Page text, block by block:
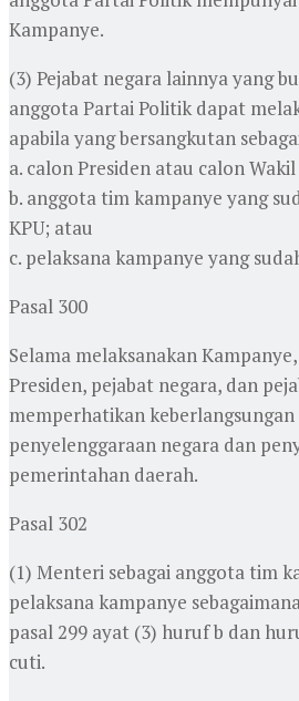
Kampanye.
(3) Pejabat negara lainnya yang
anggota Partai Politik dapat
apabila yang bersangkutan
a. calon Presiden atau calon
b. anggota tim kampanye yang
KPU; atau
c. pelaksana kampanye yang
Pasal 300
Selama melaksanakan
Presiden, pejabat negara, dan
memperhatikan keberlangsungan
penyelenggaraan negara dan
pemerintahan daerah.
Pasal 302
(1) Menteri sebagai anggota tim
pelaksana kampanye
pasal 299 ayat (3) huruf b dan
cuti.